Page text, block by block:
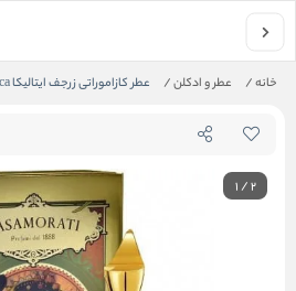
خانه/ عطر و ادکلن/ عطر کازاموراتی زرجف ایتالیکا Casamorati Xerjoff Italica
1/2